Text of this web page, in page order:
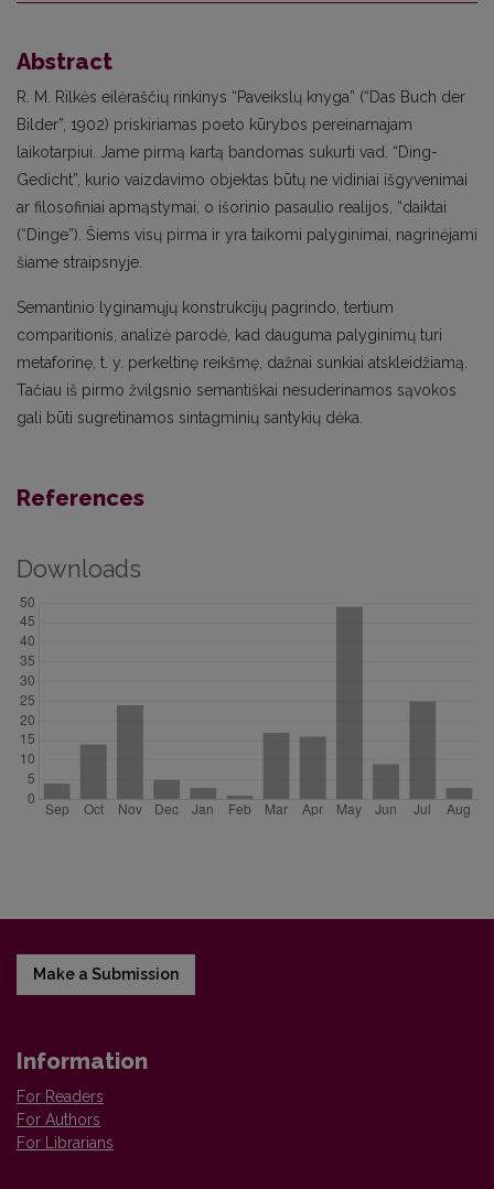
Abstract
R. M. Rilkės eilėraščių rinkinys “Paveikslų knyga” (“Das Buch der
Bilder”, 1902) priskiriamas poeto kūrybos pereinamajam
laikotarpiui. Jame pirmą kartą bandomas sukurti vad. “Ding-
Gedicht”, kurio vaizdavimo objektas būtų ne vidiniai išgyvenimai
ar filosofiniai apmąstymai, o išorinio pasaulio realijos, “daiktai
(“Dinge”). Šiems visų pirma ir yra taikomi palyginimai, nagrinėjami
šiame straipsnyje.
Semantinio lyginamųjų konstrukcijų pagrindo, tertium
comparitionis, analizė parodė, kad dauguma palyginimų turi
metaforinę, t. y. perkeltinę reikšmę, dažnai sunkiai atskleidžiamą.
Tačiau iš pirmo žvilgsnio semantiškai nesuderinamos sąvokos
gali būti sugretinamos sintagminių santykių dėka.
References
Downloads
Make a Submission
Information
For Readers
For Authors
For Librarians